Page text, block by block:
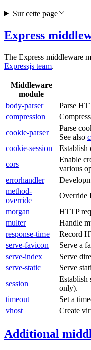
Express
The Express middleware
Expressjs team.
Middleware
module
body-parser
Parse
compression
cookie-parser
Parse
See also
cookie-session
Establish
cors
Enable
various
errorhandler
method-
override
Override
morgan
HTTP
multer
Handle
response-time
Record
serve-favicon
Serve a
serve-index
Serve
serve-static
Serve
session
Establish
only).
timeout
Set a
vhost
Create
Additional
Sur cette page